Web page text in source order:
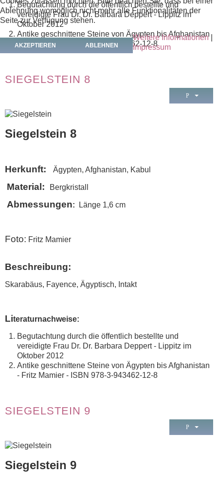
Begutachtung durch die öffentlich bestellte und
vereidigte Frau Dr. Dr. Barbara Deppert - Lippitz im
Oktober 2012
Antike geschnittene Steine von Ägypten bis Afghanistan
- Fritz Mamier - ISBN 978-3-943462-12-8
SIEGELSTEIN 8
Siegelstein 8
Herkunft: Ägypten, Afghanistan, Kabul
Material: Bergkristall
Abmessungen: Länge 1,6 cm
Foto: Fritz Mamier
Beschreibung:
Skarabäus, Fayence, Ägyptisch, Intakt
Literaturnachweise:
Begutachtung durch die öffentlich bestellte und
vereidigte Frau Dr. Dr. Barbara Deppert - Lippitz im
Oktober 2012
Antike geschnittene Steine von Ägypten bis Afghanistan
- Fritz Mamier - ISBN 978-3-943462-12-8
SIEGELSTEIN 9
Siegelstein 9
Ablehnung womöglich nicht mehr alle Funktionalitäten der
Seite zur Verfügung stehen.
AKZEPTIEREN ABLEHNEN
Weitere Informationen|
Impressum